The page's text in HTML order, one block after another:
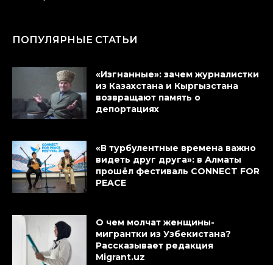
ПОПУЛЯРНЫЕ СТАТЬИ
«Изгнанные»: зачем журналистки
из Казахстана и Кыргызстана
возвращают память о
депортациях
«В турбулентные времена важно
видеть друг друга»: в Алматы
прошёл фестиваль CONNECT FOR
PEACE
О чем молчат женщины-
мигрантки из Узбекистана?
Рассказывает редакция
Migrant.uz